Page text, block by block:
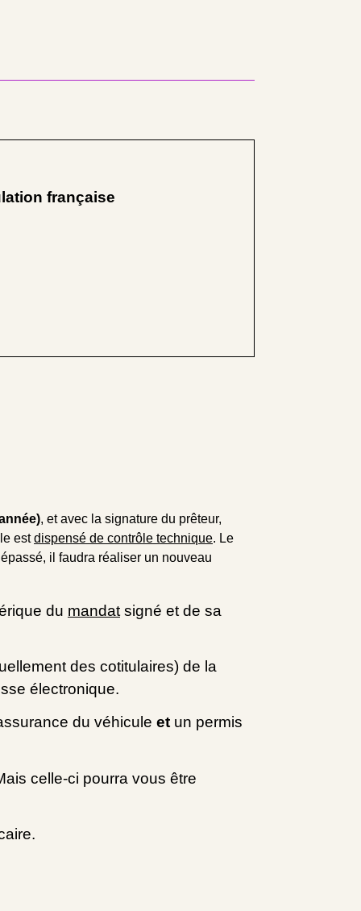
française
, et avec la signature du prêteur,
estdispensé de contrôle technique. Le
il faudra réaliser un nouveau
du mandat signé et de sa
des cotitulaires) de la
électronique.
du véhicule et un permis
celle-ci pourra vous être